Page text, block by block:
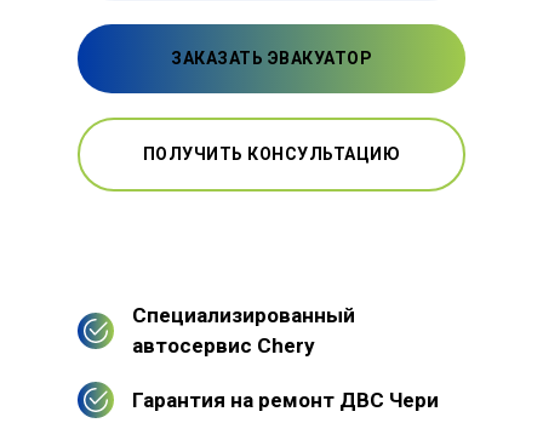
ЗАКАЗАТЬ ЭВАКУАТОР
ПОЛУЧИТЬ КОНСУЛЬТАЦИЮ
Специализированный
автосервис Chery
Гарантия на ремонт ДВС Чери